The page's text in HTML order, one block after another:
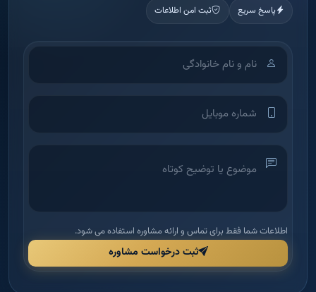
پاسخ سریع ثبت امن اطلاعات
اطلاعات شما فقط برای تماس و ارائه مشاوره استفاده می شود.
ثبت درخواست مشاوره